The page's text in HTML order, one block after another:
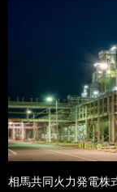
相馬共同火力発電